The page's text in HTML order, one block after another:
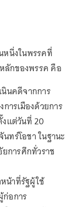
หนึ่งในพรรคที่
หลักของพรรค คือ
นคดีจากการ
ารเมืองด้วยการ
แต่วันที่ 20
ทร์โอชา ในฐานะ
การศึกทั่วราช
น้าที่รัฐผู้ใช้
อการ